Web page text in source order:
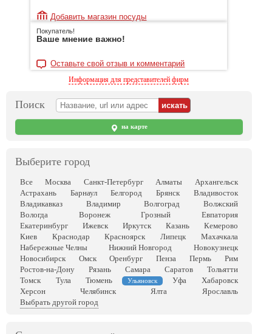
Добавить магазин посуды
Покупатель!
Ваше мнение важно!
Оставьте свой отзыв и комментарий
Информация для представителей фирм
Поиск
на карте
Выберите город
Все Москва Санкт-Петербург Алматы
Архангельск
Астрахань
Барнаул Белгород Брянск
Владивосток
Владикавказ
Владимир Волгоград
Волжский
Вологда
Воронеж Грозный
Евпатория
Екатеринбург
Ижевск Иркутск Казань
Кемерово
Киев
Краснодар Красноярск Липецк
Махачкала
Набережные Челны
Нижний Новгород
Новокузнецк
Новосибирск
Омск Оренбург Пенза Пермь
Рим
Ростов-на-Дону
Рязань Самара Саратов
Тольятти
Томск
Тула Тюмень Ульяновск Уфа
Хабаровск
Херсон
Челябинск Ялта
Ярославль
Выбрать другой город